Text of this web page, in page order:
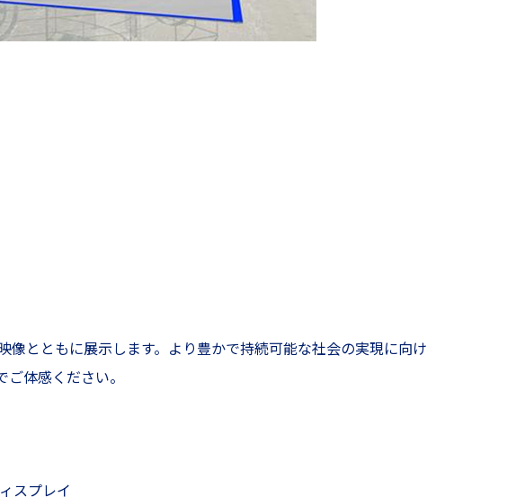
とともに展示します。より豊かで持続可能な社会の実現に向け
体感ください。
スプレイ